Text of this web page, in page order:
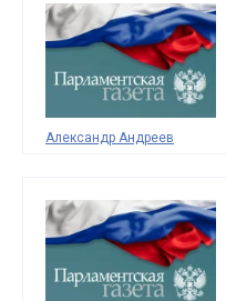
Александр Андреев